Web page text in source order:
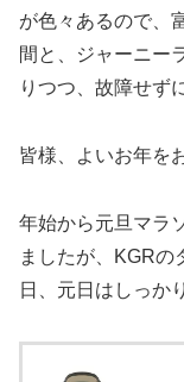
が色々あるので、
間と、ジャーニー
りつつ、故障せず
皆様、よいお年を
年始から元旦マラ
ましたが、KGRの
日、元日はしっか